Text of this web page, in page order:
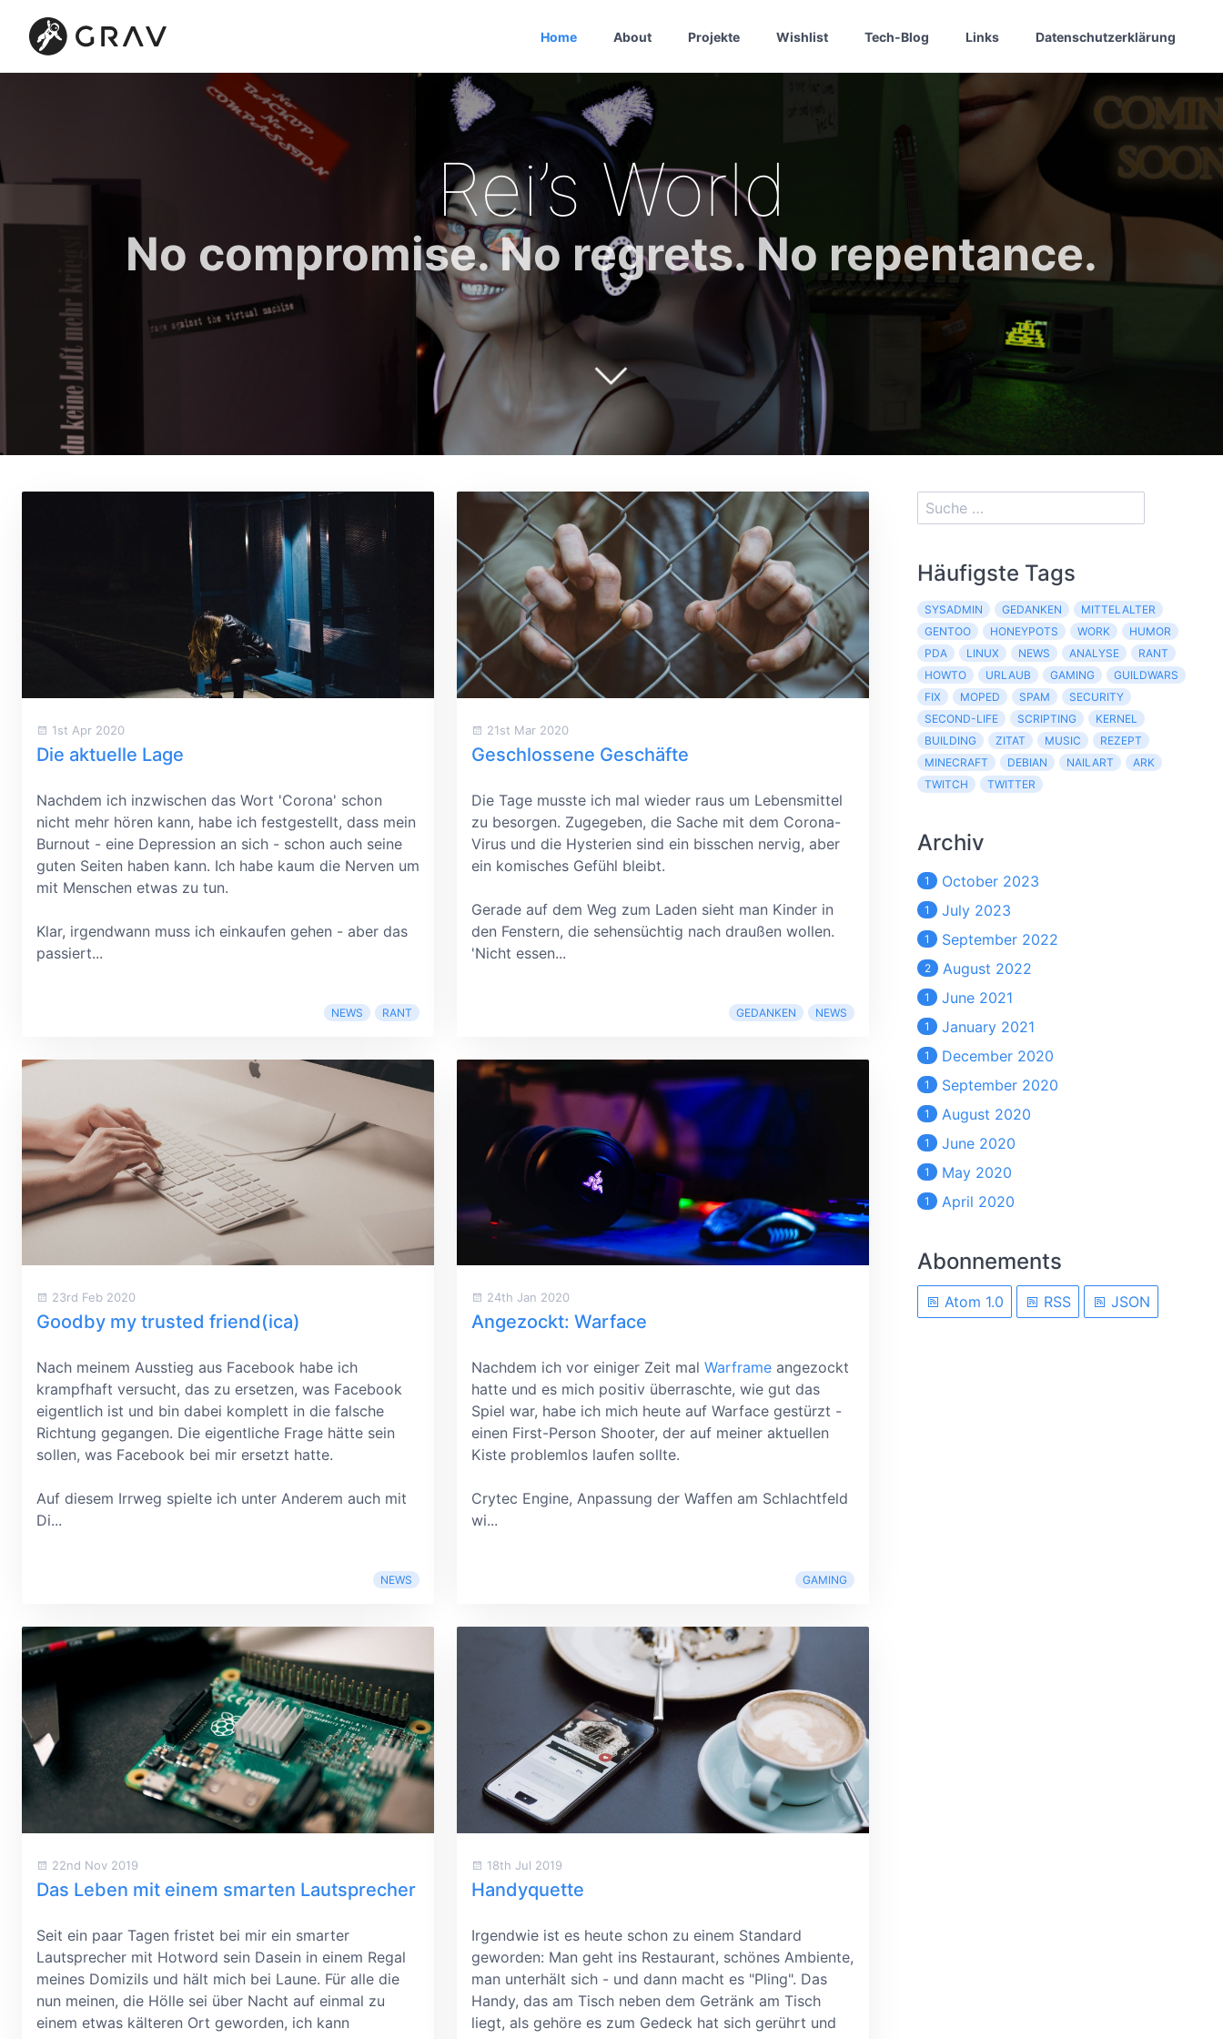
Home About Projekte Wishlist Tech-Blog Links Datenschutzerklärung
Rei’s World
No compromise. No regrets. No repentance.
1st Apr 2020
Die aktuelle Lage
Nachdem ich inzwischen das Wort 'Corona' schon
nicht mehr hören kann, habe ich festgestellt, dass mein
Burnout - eine Depression an sich - schon auch seine
guten Seiten haben kann. Ich habe kaum die Nerven um
mit Menschen etwas zu tun.
Klar, irgendwann muss ich einkaufen gehen - aber das
passiert...
NEWS RANT
23rd Feb 2020
Goodby my trusted friend(ica)
Nach meinem Ausstieg aus Facebook habe ich
krampfhaft versucht, das zu ersetzen, was Facebook
eigentlich ist und bin dabei komplett in die falsche
Richtung gegangen. Die eigentliche Frage hätte sein
sollen, was Facebook bei mir ersetzt hatte.
Auf diesem Irrweg spielte ich unter Anderem auch mit
Di...
NEWS
22nd Nov 2019
Das Leben mit einem smarten Lautsprecher
Seit ein paar Tagen fristet bei mir ein smarter
Lautsprecher mit Hotword sein Dasein in einem Regal
meines Domizils und hält mich bei Laune. Für alle die
nun meinen, die Hölle sei über Nacht auf einmal zu
einem etwas kälteren Ort geworden, ich kann
21st Mar 2020
Geschlossene Geschäfte
Die Tage musste ich mal wieder raus um Lebensmittel
zu besorgen. Zugegeben, die Sache mit dem Corona-
Virus und die Hysterien sind ein bisschen nervig, aber
ein komisches Gefühl bleibt.
Gerade auf dem Weg zum Laden sieht man Kinder in
den Fenstern, die sehensüchtig nach draußen wollen.
'Nicht essen...
GEDANKEN NEWS
24th Jan 2020
Angezockt: Warface
Nachdem ich vor einiger Zeit mal Warframe angezockt
hatte und es mich positiv überraschte, wie gut das
Spiel war, habe ich mich heute auf Warface gestürzt -
einen First-Person Shooter, der auf meiner aktuellen
Kiste problemlos laufen sollte.
Crytec Engine, Anpassung der Waffen am Schlachtfeld
wi...
GAMING
18th Jul 2019
Handyquette
Irgendwie ist es heute schon zu einem Standard
geworden: Man geht ins Restaurant, schönes Ambiente,
man unterhält sich - und dann macht es "Pling". Das
Handy, das am Tisch neben dem Getränk am Tisch
liegt, als gehöre es zum Gedeck hat sich gerührt und
Häufigste Tags
SYSADMIN GEDANKEN
MITTELALTER
GENTOO
HONEYPOTS WORK
HUMOR
PDA
LINUX NEWS ANALYSE
RANT
HOWTO
URLAUB GAMING
GUILDWARS
FIX
MOPED SPAM
SECURITY
SECOND-LIFE
SCRIPTING
KERNEL
BUILDING
ZITAT MUSIC
REZEPT
MINECRAFT
DEBIAN NAILART
ARK
TWITCH
TWITTER
Archiv
1 October 2023
1 July 2023
1 September 2022
2 August 2022
1 June 2021
1 January 2021
1 December 2020
1 September 2020
1 August 2020
1 June 2020
1 May 2020
1 April 2020
Abonnements
Atom 1.0 RSS JSON